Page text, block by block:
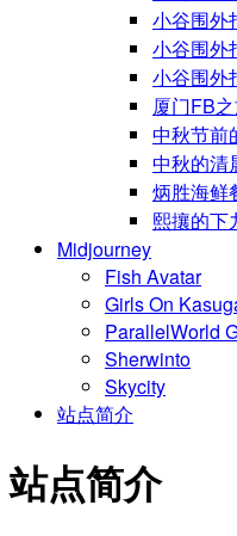
小谷围外
小谷围外
小谷围外
厦门FB
中秋节前
中秋的清
炳胜海鲜
熙攘的下
Midjourney
Fish Avatar
Girls On
ParallelWorld
Sherwinto
Skycity
站点简介
站点简介